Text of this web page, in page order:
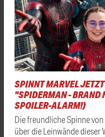
SPINNT MARVEL
"SPIDERMAN - BRAND
SPOILER-ALARM!)
Die freundliche Spinne
über die Leinwände